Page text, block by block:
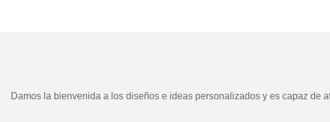
Damos la bienvenida a los diseños e ideas personalizados y es capaz de